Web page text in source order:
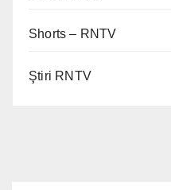
Shorts – RNTV
Ştiri RNTV